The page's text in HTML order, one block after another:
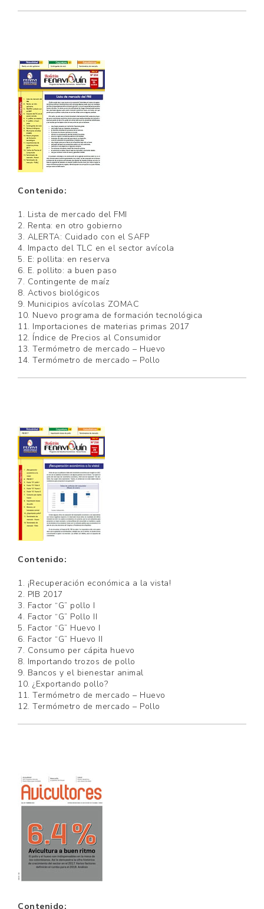
Contenido:
1. Lista de mercado del FMI
2. Renta: en otro gobierno
3. ALERTA: Cuidado con el SAFP
4. Impacto del TLC en el sector avícola
5. E: pollita: en reserva
6. E. pollito: a buen paso
7. Contingente de maíz
8. Activos biológicos
9. Municipios avícolas ZOMAC
10. Nuevo programa de formación tecnológica
11. Importaciones de materias primas 2017
12. Índice de Precios al Consumidor
13. Termómetro de mercado – Huevo
14. Termómetro de mercado – Pollo
Contenido:
1. ¡Recuperación económica a la vista!
2. PIB 2017
3. Factor “G” pollo I
4. Factor “G” Pollo II
5. Factor “G” Huevo I
6. Factor “G” Huevo II
7. Consumo per cápita huevo
8. Importando trozos de pollo
9. Bancos y el bienestar animal
10. ¿Exportando pollo?
11. Termómetro de mercado – Huevo
12. Termómetro de mercado – Pollo
Contenido: